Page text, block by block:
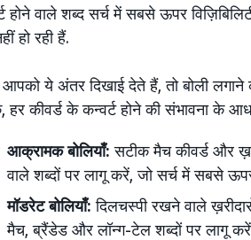
होने वाले शब्द सर्च में सबसे ऊपर
हो रही हैं.
ये अंतर दिखाई देते हैं, तो बोली
कीवर्ड के कन्वर्ट होने की संभावना के
आक्रामक बोलियाँ: सटीक मैच कीवर्ड और
वाले शब्दों पर लागू करें, जो सर्च में सबसे
मॉडरेट बोलियाँ: दिलचस्पी रखने वाले
मैच, ब्रैंडेड और लॉन्ग-टेल शब्दों पर लागू